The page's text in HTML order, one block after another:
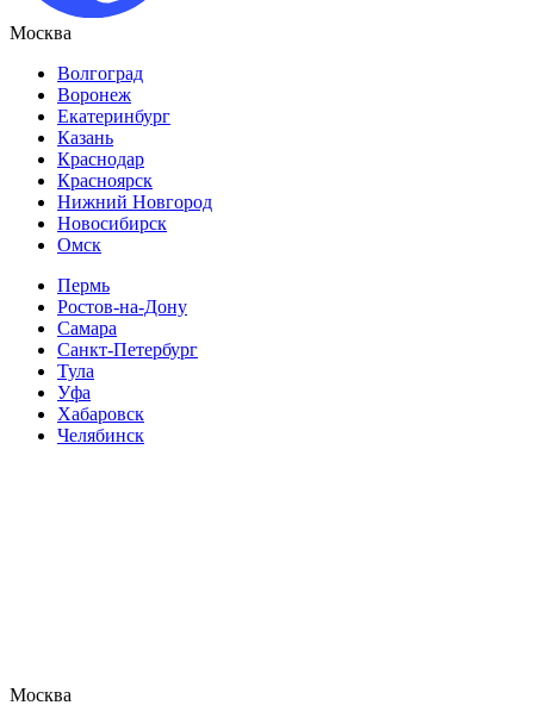
Москва
Волгоград
Воронеж
Екатеринбург
Казань
Краснодар
Красноярск
Нижний Новгород
Новосибирск
Омск
Пермь
Ростов-на-Дону
Самара
Санкт-Петербург
Тула
Уфа
Хабаровск
Челябинск
Москва